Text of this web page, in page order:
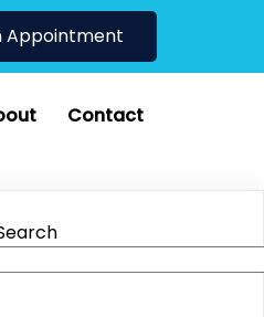
Appointment
Contact